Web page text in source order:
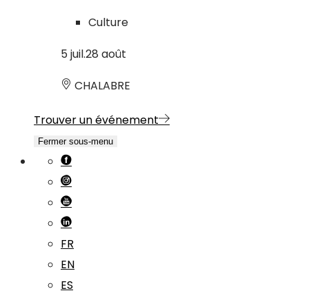
Culture
5 juil.28 août
CHALABRE
Trouver un événement
Fermer sous-menu
FR
EN
ES